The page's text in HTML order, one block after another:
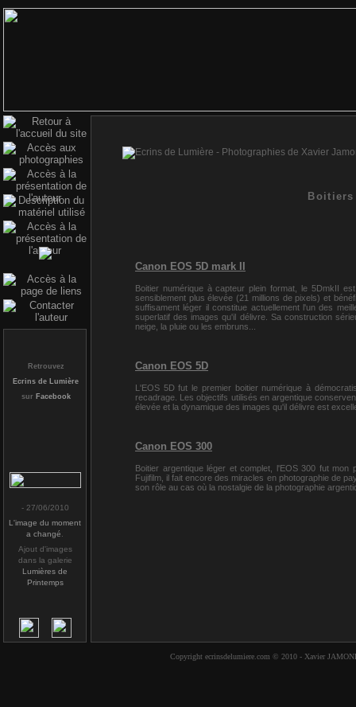
Retrouvez
Ecrins de Lumière
sur Facebook
- 27/06/2010
L'image du moment
a changé
Ajout d'images
dans la galerie
Lumières de
Printemps
Boitiers
Canon EOS 5D mark II
Boitier numérique à capteur plein format, le 5DmkII
sensiblement plus élevée (21 millions de pixels) et
suffisament léger il constitue actuellement l'un des
superlatif des images qu'il délivre. Sa construction
neige, la pluie ou les embruns...
Canon EOS 5D
L'EOS 5D fut le premier boitier numérique à
recadrage. Les objectifs utilisés en argentique
élevée et la dynamique des images qu'il délivre est
Canon EOS 300
Boitier argentique léger et complet, l'EOS 300 fut
Fujifilm, il fait encore des miracles en photographie de
son rôle au cas où la nostalgie de la photographie
Copyright ecrinsdelumiere.com © 2010 - Xavier